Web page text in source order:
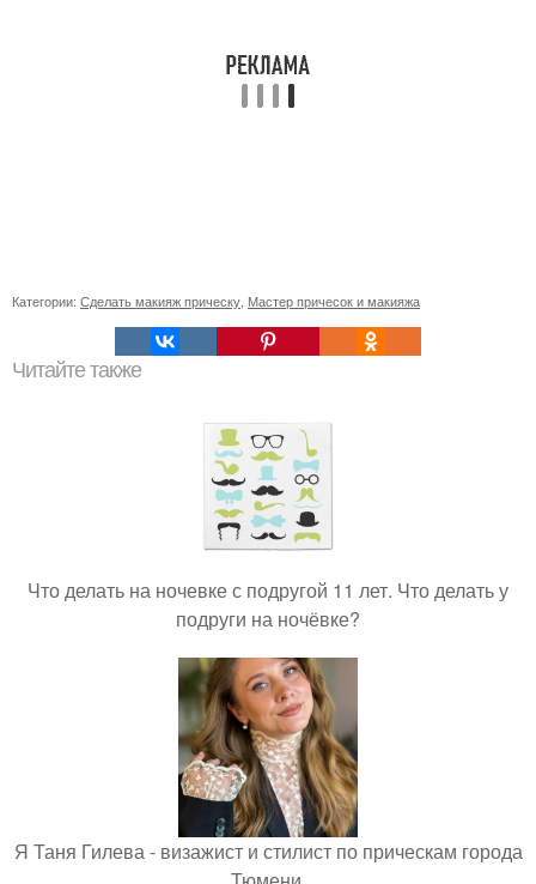
Категории: Сделать макияж прическу Мастер причесок и макияжа
Читайте также
Что делать на ночевке с подругой 11 лет. Что делать у
подруги на ночёвке?
Я Таня Гилева - визажист и стилист по прическам города